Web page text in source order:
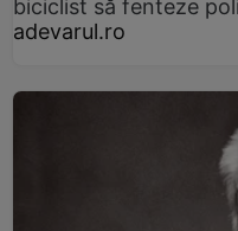
biciclist să fenteze
adevarul.ro